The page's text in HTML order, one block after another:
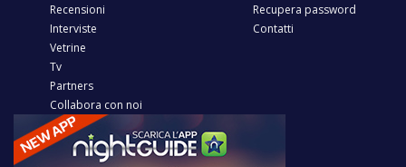
Recensioni
Interviste
Vetrine
Tv
Partners
Collabora con noi
Recupera password
Contatti